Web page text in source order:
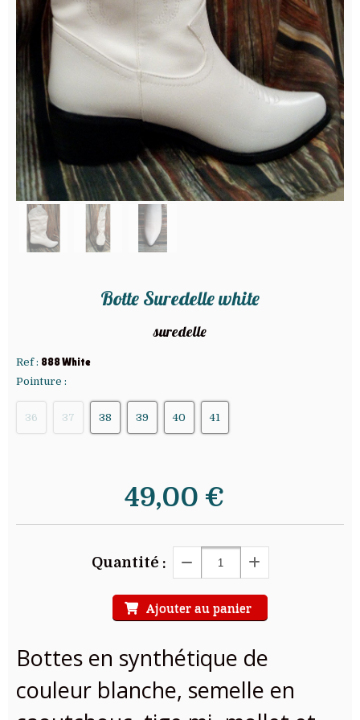
Botte Suredelle white
suredelle
Ref : 888 White
Pointure :
36 37 38 39 40 41
49,00 €
Quantité :
Ajouter au panier
Bottes en synthétique de
couleur blanche, semelle en